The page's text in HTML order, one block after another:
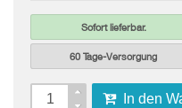
Sofort lieferbar.
60 Tage-Versorgung
In den